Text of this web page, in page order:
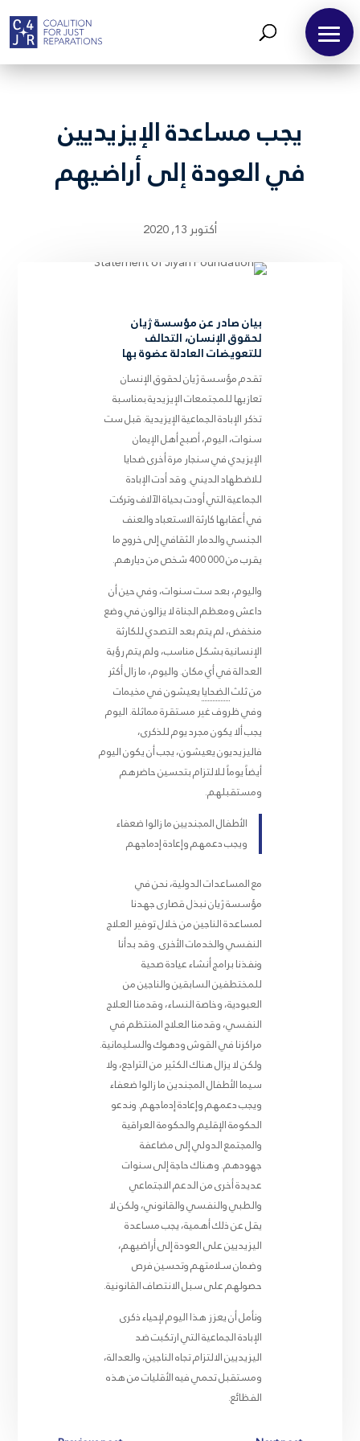
يجب مساعدة الإيزيديين
في العودة إلى أراضيهم
أكتوبر 13, 2020
بيان صادر عن مؤسسة ژيان
لحقوق الإنسان، التحالف
للتعويضات العادلة عضوة بها
تقدم مؤسسة ژيان لحقوق الإنسان
تعازيها للمجتمعات الإيزيدية بمناسبة
تذكر الإبادة الجماعية الإيزيدية. قبل ست
سنوات، اليوم، أصبح أهل الإيمان
الإيزيدي في سنجار مرة أخرى ضحايا
للاضطهاد الديني. وقد أدت الإبادة
الجماعية التي أودت بحياة الآلاف وتركت
في أعقابها كارثة الاستعباد والعنف
الجنسي والدمار الثقافي إلى خروج ما
يقرب من 000 400 شخص من ديارهم.
واليوم، بعد ست سنوات، وفي حين أن
داعش ومعظم الجناة لا يزالون في وضع
منخفض، لم يتم بعد التصدي للكارثة
الإنسانية بشكل مناسب، ولم يتم رؤية
العدالة في أي مكان. واليوم، ما زال أكثر
من ثلثالضحايايعيشون في مخيمات
وفي ظروف غير مستقرة مماثلة. اليوم
يجب ألا يكون مجرد يوم للذكرى،
فاليزيديون يعيشون، يجب أن يكون اليوم
أيضاً يوماً للالتزام بتحسين حاضرهم
ومستقبلهم.
الأطفال المجنديين ما زالوا ضعفاء
ويجب دعمهم وإعادة إدماجهم
مع المساعدات الدولية، نحن في
مؤسسة ژيان نبذل قصارى جهدنا
لمساعدة الناجين من خلال توفير العلاج
النفسي والخدمات الأخرى. وقد بدأنا
ونفذنا برامج أنشاء عيادة صحية
للمختطفين السابقين والناجين من
العبودية، وخاصة النساء، وقدمنا العلاج
النفسي، وقدمنا العلاج المنتظم في
مراكزنا في القوش ودهوك والسليمانية.
ولكن لا يزال هناك الكثير من التراجع، ولا
سيما الأطفال المجندين ما زالوا ضعفاء
ويجب دعمهم وإعادة إدماجهم. وندعو
الحكومة الإقليم والحكومة العراقية
والمجتمع الدولي إلى مضاعفة
جهودهم. وهناك حاجة إلى سنوات
عديدة أخرى من الدعم الاجتماعي
والطبي والنفسي والقانوني، ولكن لا
يقل عن ذلك أهمية، يجب مساعدة
اليزيديين على العودة إلى أراضيهم،
وضمان سلامتهم وتحسين فرص
حصولهم على سبل الانتصاف القانونية.
ونأمل أن يعزز هذا اليوم لإحياء ذكرى
الإبادة الجماعية التي ارتكبت ضد
اليزيديين الالتزام تجاه الناجين، والعدالة،
ومستقبل تحمي فيه الأقليات من هذه
الفظائع.